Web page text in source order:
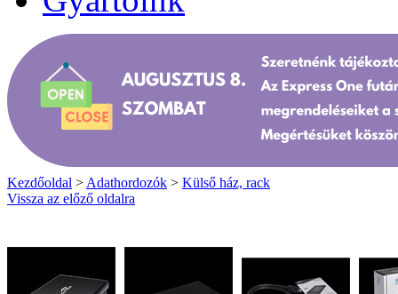
Kezdőoldal > Adathordozók > Külső ház, rack
Vissza az előző oldalra